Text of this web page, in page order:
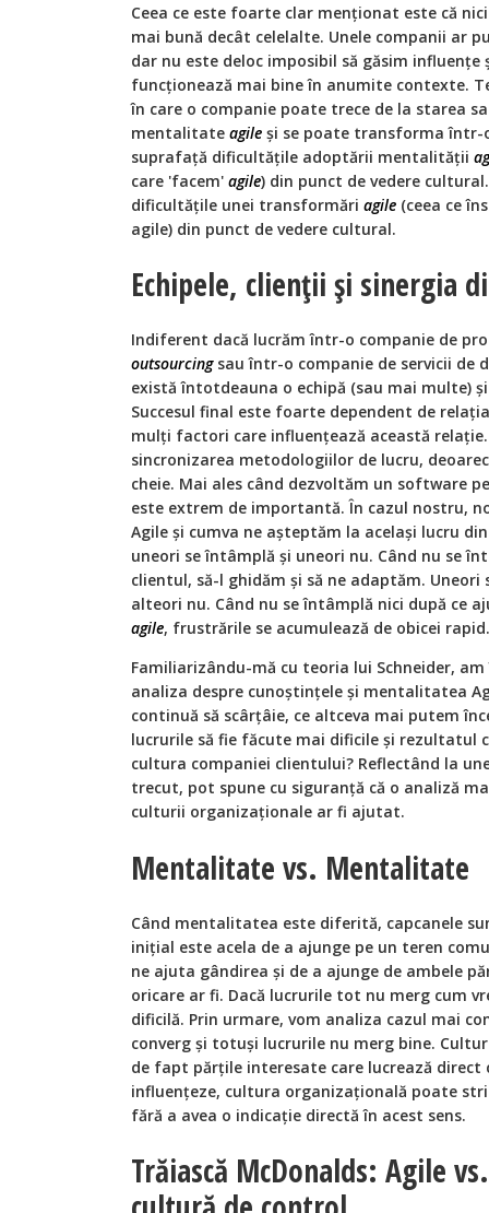
Ceea ce este foarte clar menționat este că
mai bună decât celelalte. Unele companii ar
dar nu este deloc imposibil să găsim
funcționează mai bine în anumite contexte.
în care o companie poate trece de la starea
mentalitate agile și se poate transforma într-
suprafață dificultățile adoptării mentalității
care 'facem' agile) din punct de vedere
dificultățile unei transformări agile (ceea ce
agile) din punct de vedere cultural.
Echipele, clienții și sinergia
Indiferent dacă lucrăm într-o companie de
outsourcingsau într-o companie de servicii de
există întotdeauna o echipă (sau mai multe)
Succesul final este foarte dependent de
mulți factori care influențează această
sincronizarea metodologiilor de lucru,
cheie. Mai ales când dezvoltăm un software
este extrem de importantă. În cazul nostru,
Agile și cumva ne așteptăm la același lucru
uneori se întâmplă și uneori nu. Când nu se
clientul, să-l ghidăm și să ne adaptăm.
alteori nu. Când nu se întâmplă nici după ce
agile, frustrările se acumulează de obicei rapid.
Familiarizându-mă cu teoria lui Schneider,
analiza despre cunoștințele și mentalitatea
continuă să scârțâie, ce altceva mai putem
lucrurile să fie făcute mai dificile și rezultatul
cultura companiei clientului? Reflectând la
trecut, pot spune cu siguranță că o analiză
culturii organizaționale ar fi ajutat.
Mentalitate vs. Mentalitate
Când mentalitatea este diferită, capcanele
inițial este acela de a ajunge pe un teren
ne ajuta gândirea și de a ajunge de ambele
oricare ar fi. Dacă lucrurile tot nu merg cum
dificilă. Prin urmare, vom analiza cazul mai
converg și totuși lucrurile nu merg bine.
de fapt părțile interesate care lucrează direct
influențeze, cultura organizațională poate
fără a avea o indicație directă în acest sens.
Trăiască McDonalds: Agile